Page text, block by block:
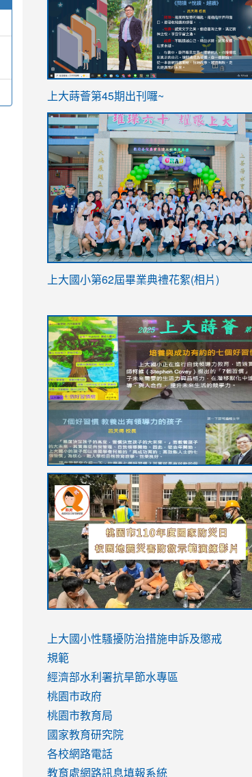
ink
https://sites.google.com/stes.tyc.edu.tw/
link
https://sites.google.com/stes.tyc.edu.tw/
上大蒔薈第45期出刊囉~
link
YfDQppRvyMk686kIw6SBbssEIZ6WnT/
usp=sharing
上大國小第62屆畢業典禮花絮(相片)
to
https://drive.google.com/file/d/1I-
YfDQppRvyMk686kIw6SBbssEIZ6WnT/
usp=sharing
to
https://sites.google.com/stes.tyc.edu.tw/
link
to
https://sites.google.com/stes.tyc.edu.tw/
link
to
https://drive.google.com/file/d/
usp=sharing
link
to
https://youtu.be/jJOMVWY3-
8M
link
to
https://drive.google.com/file/d/
usp=sharing
to
https://www.youtube.com/watch?
v=hC_gdZndU9s
to
https://www.youtube.com/watch?
v=hC_gdZndU9s
link
to
https://www.youtube.com/watch?
v=mfpNykQ0g4M
上大國小性騷擾防治措施申訴及懲戒
規範
經濟部水利署抗旱節水專區
桃園市政府
桃園市教育局
國家教育研究院
各校網路電話
教育處網路訊息填報系統